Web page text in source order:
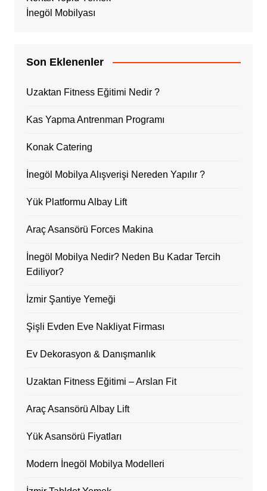
İnegöl Mobilyası
Son Eklenenler
Uzaktan Fitness Eğitimi Nedir ?
Kas Yapma Antrenman Programı
Konak Catering
İnegöl Mobilya Alışverişi Nereden Yapılır ?
Yük Platformu Albay Lift
Araç Asansörü Forces Makina
İnegöl Mobilya Nedir? Neden Bu Kadar Tercih
Ediliyor?
İzmir Şantiye Yemeği
Şişli Evden Eve Nakliyat Firması
Ev Dekorasyon & Danışmanlık
Uzaktan Fitness Eğitimi – Arslan Fit
Araç Asansörü Albay Lift
Yük Asansörü Fiyatları
Modern İnegöl Mobilya Modelleri